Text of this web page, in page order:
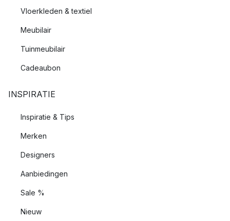
Vloerkleden & textiel
Meubilair
Tuinmeubilair
Cadeaubon
INSPIRATIE
Inspiratie & Tips
Merken
Designers
Aanbiedingen
Sale %
Nieuw